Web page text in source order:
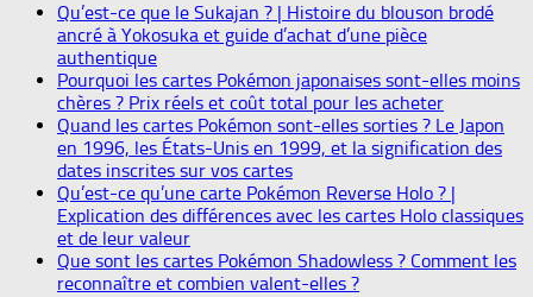
Qu’est-ce que le Sukajan ? | Histoire du blouson brodé
ancré à Yokosuka et guide d’achat d’une pièce
authentique
Pourquoi les cartes Pokémon japonaises sont-elles moins
chères ? Prix réels et coût total pour les acheter
Quand les cartes Pokémon sont-elles sorties ? Le Japon
en 1996, les États-Unis en 1999, et la signification des
dates inscrites sur vos cartes
Qu’est-ce qu’une carte Pokémon Reverse Holo ? |
Explication des différences avec les cartes Holo classiques
et de leur valeur
Que sont les cartes Pokémon Shadowless ? Comment les
reconnaître et combien valent-elles ?